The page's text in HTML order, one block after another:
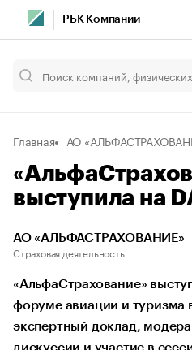
РБК Компании
Главная АО
выступила на
АО «АЛЬФАСТРАХОВАНИЕ»
Страховая деятельность
«АльфаСтрахование»
форуме авиации и туризма
экспертный доклад,